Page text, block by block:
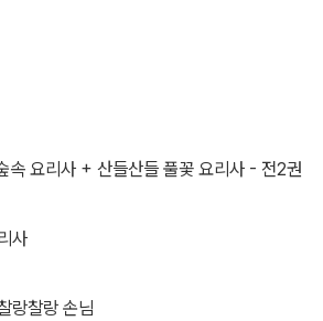
속 요리사 + 산들산들 풀꽃 요리사 - 전2권
사
랑찰랑 손님